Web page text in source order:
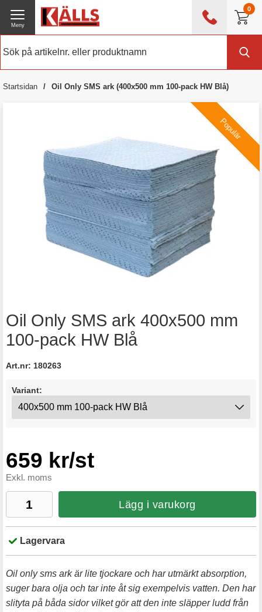
0
0476 - 214 80
Meny
Startsidan Oil Only SMS ark (400x500 mm 100-pack HW Blå)
Oil Only SMS ark 400x500 mm
100-pack HW Blå
Art.nr: 180263
Variant:
659 kr/st
Exkl. moms
Lägg i varukorg
Lagervara
Oil only sms ark är lite tjockare och har utmärkt absorption,
suger bara olja och tar inte åt sig exempelvis vatten. Den har
slityta på båda sidor vilket gör att den inte släpper ludd från
Populär